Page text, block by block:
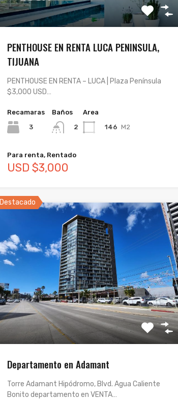
PENTHOUSE EN RENTA LUCA PENINSULA,
TIJUANA
PENTHOUSE EN RENTA – LUCA | Plaza Península
$3,000 USD…
Recamaras
3
Baños
2
Area
146 M2
Para renta, Rentado
USD $3,000
Destacado
Departamento en Adamant
Torre Adamant Hipódromo, Blvd. Agua Caliente
Bonito departamento en VENTA…